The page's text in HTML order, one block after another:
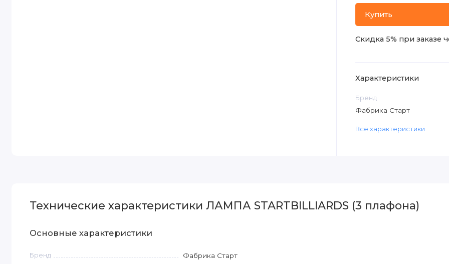
Купить
Скидка 5% при заказе
Характеристики
Бренд
Фабрика Старт
Все характеристики
Технические характеристики ЛАМПА STARTBILLIARDS (3 плафона)
Основные характеристики
Бренд Фабрика Старт